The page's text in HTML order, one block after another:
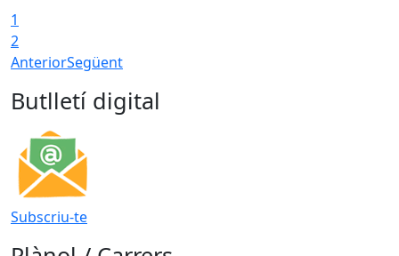
1
2
AnteriorSegüent
Butlletí digital
Subscriu-te